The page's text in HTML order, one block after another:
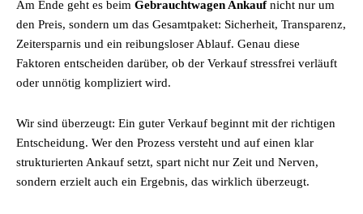
Am Ende geht es beim Gebrauchtwagen Ankaufnicht nur um
den Preis, sondern um das Gesamtpaket: Sicherheit, Transparenz,
Zeitersparnis und ein reibungsloser Ablauf. Genau diese
Faktoren entscheiden darüber, ob der Verkauf stressfrei verläuft
oder unnötig kompliziert wird.
Wir sind überzeugt: Ein guter Verkauf beginnt mit der richtigen
Entscheidung. Wer den Prozess versteht und auf einen klar
strukturierten Ankauf setzt, spart nicht nur Zeit und Nerven,
sondern erzielt auch ein Ergebnis, das wirklich überzeugt.